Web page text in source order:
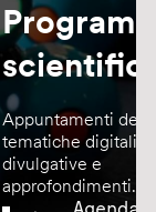
Appuntamenti
tematiche digitali,
divulgative e
approfondimenti.